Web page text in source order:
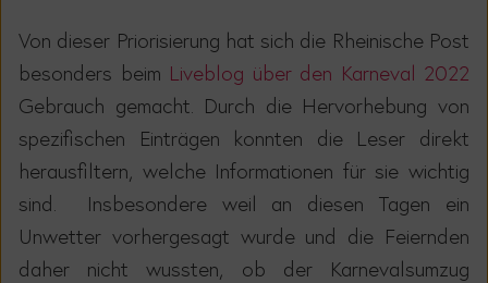
Von dieser Priorisierung hat sich die Rheinische Post
besonders beim Liveblog über den Karneval 2022
Gebrauch gemacht. Durch die Hervorhebung von
spezifischen Einträgen konnten die Leser direkt
herausfiltern, welche Informationen für sie wichtig
sind. Insbesondere weil an diesen Tagen ein
Unwetter vorhergesagt wurde und die Feiernden
daher nicht wussten, ob der Karnevalsumzug